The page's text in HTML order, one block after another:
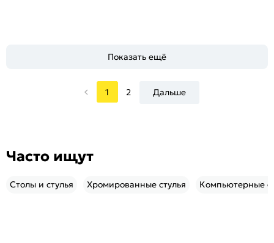
Показать ещё
1 2 Дальше
Часто ищут
Столы и стулья Хромированные стулья Компьютерные